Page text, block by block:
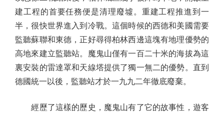
建工程的首要任務便是清理廢墟。重建工程推進到一
半，很快世界進入到冷戰。這個時候的西德和美國需要
監聽蘇聯和東德，正好尋得柏林西邊這塊有地理優勢的
高地來建立監聽站。魔鬼山僅有一百二十米的海拔為這
裏安裝的雷達罩和天線塔提供了獨一無二的優勢。直到
德國統一以後，監聽站才於一九九二年徹底廢棄。
經歷了這樣的歷史，魔鬼山有了它的故事性，遊客